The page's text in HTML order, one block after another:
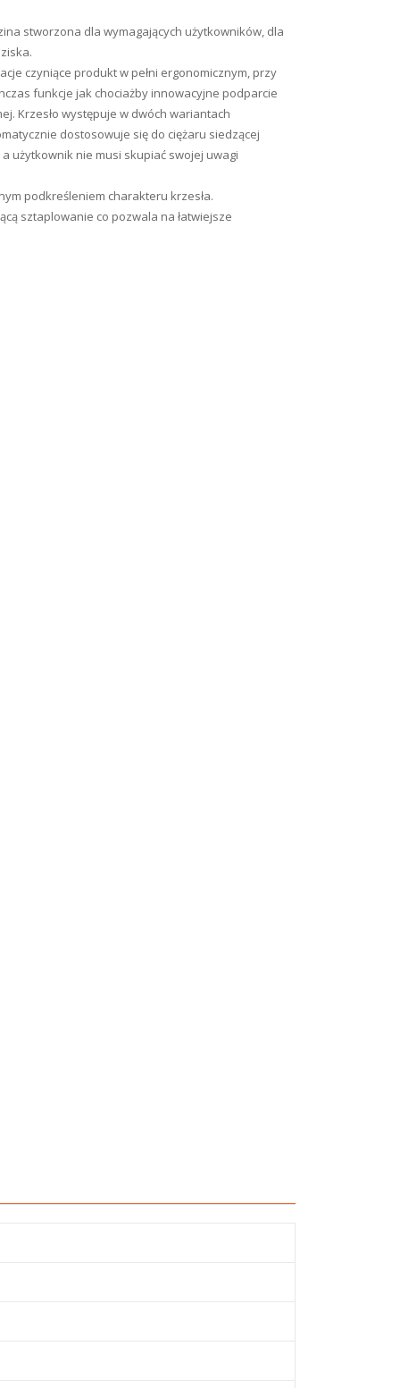
stworzona dla wymagających użytkowników, dla
czyniące produkt w pełni ergonomicznym, przy
funkcje jak chociażby innowacyjne podparcie
Krzesło występuje w dwóch wariantach
dostosowuje się do ciężaru siedzącej
użytkownik nie musi skupiać swojej uwagi
podkreśleniem charakteru krzesła.
sztaplowanie co pozwala na łatwiejsze